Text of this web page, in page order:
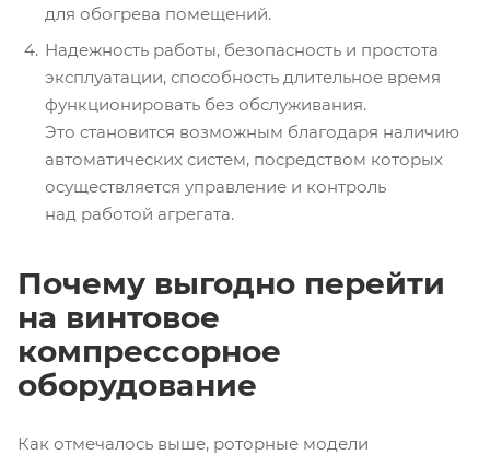
для обогрева помещений.
Надежность работы, безопасность и простота
эксплуатации, способность длительное время
функционировать без обслуживания.
Это становится возможным благодаря наличию
автоматических систем, посредством которых
осуществляется управление и контроль
над работой агрегата.
Почему выгодно перейти
на винтовое
компрессорное
оборудование
Как отмечалось выше, роторные модели